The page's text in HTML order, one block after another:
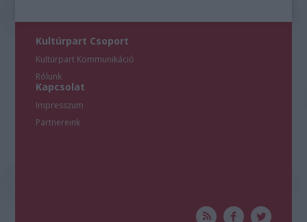
Kultúrpart Csoport
Kultúrpart Kommunikáció
Rólunk
Kapcsolat
Impresszum
Partnereink